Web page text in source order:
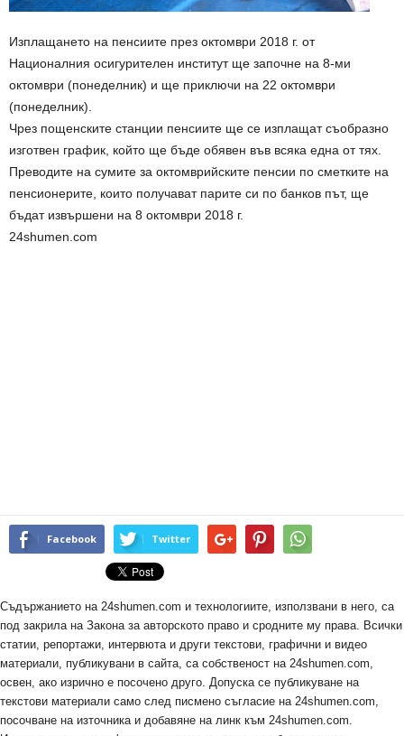
Изплащането на пенсиите през октомври 2018 г. от
Националния осигурителен институт ще започне на 8-ми
октомври (понеделник) и ще приключи на 22 октомври
(понеделник).
Чрез пощенските станции пенсиите ще се изплащат съобразно
изготвен график, който ще бъде обявен във всяка една от тях.
Преводите на сумите за октомврийските пенсии по сметките на
пенсионерите, които получават парите си по банков път, ще
бъдат извършени на 8 октомври 2018 г.
24shumen.com
Facebook Twitter
Съдържанието на 24shumen.com и технологиите, използвани в него, са
под закрила на Закона за авторското право и сродните му права. Всички
статии, репортажи, интервюта и други текстови, графични и видео
материали, публикувани в сайта, са собственост на 24shumen.com,
освен, ако изрично е посочено друго. Допуска се публикуване на
текстови материали само след писмено съгласие на 24shumen.com,
посочване на източника и добавяне на линк към 24shumen.com.